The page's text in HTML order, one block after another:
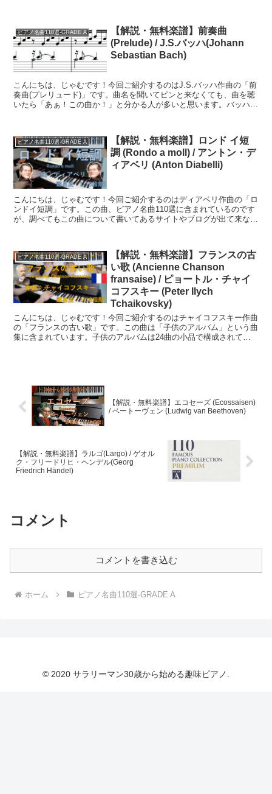
ピアノ名曲110選-GRADE A
【解説・無料楽譜】前奏曲
(Prelude) / J.S.バッハ(Johann
Sebastian Bach)
こんにちは、じゃむです！今回ご紹介するのはJ.S.バッハ作曲の「前
奏曲(プレリュード)」です。曲名を聞いてピンと来なくても、曲を聴
いたら「あぁ！この曲か！」と分かる人が多いと思います。バッハの
ピアノ名曲110選-GRADE A
【解説・無料楽譜】ロンド イ短
調 (Rondo a moll) / アントン・デ
ィアベリ (Anton Diabelli)
こんにちは、じゃむです！今回ご紹介するのはディアベリ作曲の「ロ
ンドイ短調」です。この曲、ピアノ名曲110選に含まれているのです
が、調べてもこの曲について書いてあるサイトやブログが出て来な
ピアノ名曲110選-GRADE A
【解説・無料楽譜】フランスの古
い歌 (Ancienne Chanson
fransaise) / ピョートル・チャイ
コフスキー (Peter Ilych
Tchaikovsky)
こんにちは、じゃむです！今回ご紹介するのはチャイコフスキー作曲
の「フランスの古い歌」です。この曲は「子供のアルバム」という曲
集に含まれています。子供のアルバムは24曲の小品で構成されてお
【解説・無料楽譜】エコセーズ (Ecossaisen)
/ ベートーヴェン (Ludwig van Beethoven)
【解説・無料楽譜】ラルゴ(Largo) / ゲオル
ク・フリードリヒ・ヘンデル(Georg
Friedrich Händel)
コメント
コメントを書き込む
ホーム ピアノ名曲110選-GRADE A
© 2020 サラリーマン30歳から始める趣味ピアノ.